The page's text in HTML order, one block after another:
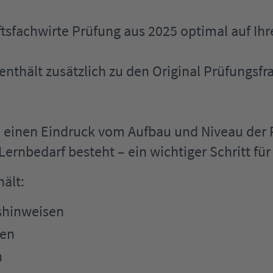
Prüfung aus 2025 optimal auf
zusätzlich zu den Original
Eindruck vom Aufbau und Niveau
besteht – ein wichtiger Schritt